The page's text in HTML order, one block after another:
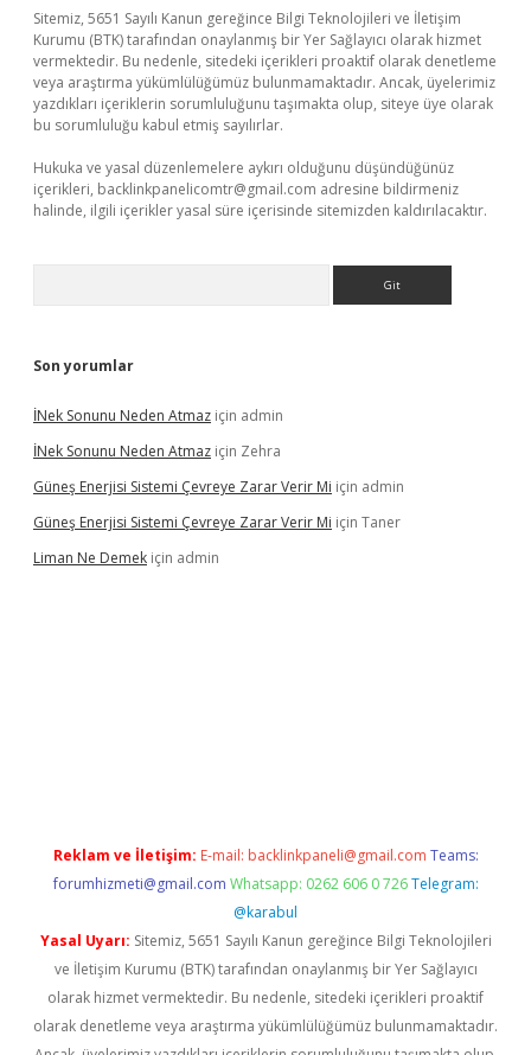
Sitemiz, 5651 Sayılı Kanun gereğince Bilgi Teknolojileri ve İletişim
Kurumu (BTK) tarafından onaylanmış bir Yer Sağlayıcı olarak hizmet
vermektedir. Bu nedenle, sitedeki içerikleri proaktif olarak denetleme
veya araştırma yükümlülüğümüz bulunmamaktadır. Ancak, üyelerimiz
yazdıkları içeriklerin sorumluluğunu taşımakta olup, siteye üye olarak
bu sorumluluğu kabul etmiş sayılırlar.
Hukuka ve yasal düzenlemelere aykırı olduğunu düşündüğünüz
içerikleri, backlinkpanelicomtr@gmail.com adresine bildirmeniz
halinde, ilgili içerikler yasal süre içerisinde sitemizden kaldırılacaktır.
Son yorumlar
İNek Sonunu Neden Atmaz için admin
İNek Sonunu Neden Atmaz için Zehra
Güneş Enerjisi Sistemi Çevreye Zarar Verir Mi için admin
Güneş Enerjisi Sistemi Çevreye Zarar Verir Mi için Taner
Liman Ne Demek için admin
Reklam ve İletişim: E-mail: backlinkpaneli@gmail.com Teams:
forumhizmeti@gmail.com Whatsapp: 0262 606 0 726 Telegram:
@karabul
Yasal Uyarı: Sitemiz, 5651 Sayılı Kanun gereğince Bilgi Teknolojileri
ve İletişim Kurumu (BTK) tarafından onaylanmış bir Yer Sağlayıcı
olarak hizmet vermektedir. Bu nedenle, sitedeki içerikleri proaktif
olarak denetleme veya araştırma yükümlülüğümüz bulunmamaktadır.